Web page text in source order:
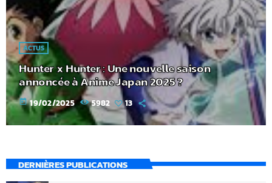
ACTUS
Hunter x Hunter : Une nouvelle saison
annoncée à Anime Japan 2025 ?
today 19/02/2025 5982 13
DERNIÈRES PUBLICATIONS